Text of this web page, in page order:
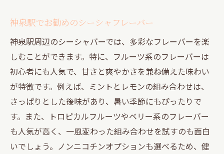
デートで訪れたいロマンチックなシーシャ
バー
特別な記念日にぴったりのシーシャスポッ
ト
特別なフレーバーで楽しむシーシャ体験
シーシャバーでの特別な時間の過ごし方
神泉駅でシーシャと共に贅沢な時間を
新しいシーシャフレーバー探しで神泉駅を楽し
神泉駅でお勧めのシーシャフレーバー
神泉駅周辺のシーシャバーでは、多彩なフレーバーを楽
しむことができます。特に、フルーツ系のフレーバーは
初心者にも人気で、甘さと爽やかさを兼ね備えた味わい
が特徴です。例えば、ミントとレモンの組み合わせは、
さっぱりとした後味があり、暑い季節にもぴったりで
す。また、トロピカルフルーツやベリー系のフレーバー
も人気が高く、一風変わった組み合わせを試すのも面白
いでしょう。ノンニコチンオプションも選べるため、健